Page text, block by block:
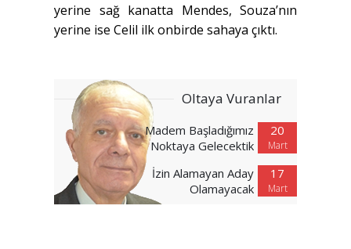
yerine sağ kanatta Mendes, Souza’nın
yerine ise Celil ilk onbirde sahaya çıktı.
Oltaya Vuranlar
20
Mart
Madem Başladığımız
Noktaya Gelecektik
17
Mart
İzin Alamayan Aday
Olamayacak